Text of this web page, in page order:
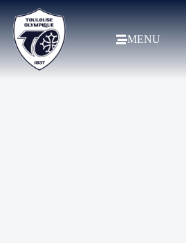
MENU